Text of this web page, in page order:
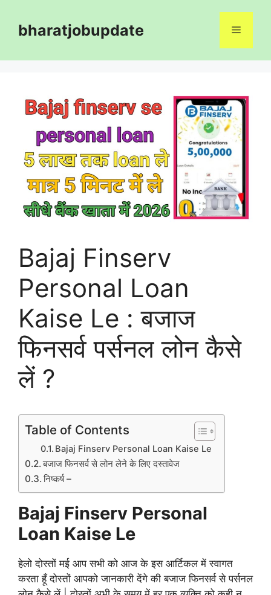
contentbharatjobupdate Menu
Bajaj Finserv
Personal Loan
Kaise Le : बजाज
फिनसर्व पर्सनल लोन कैसे
लें ?
Table of Contents
Bajaj Finserv Personal Loan Kaise Le
बजाज फिनसर्व से लोन लेने के लिए दस्तावेज
निष्कर्ष –
Bajaj Finserv Personal
Loan Kaise Le
हेलो दोस्तों मई आप सभी को आज के इस आर्टिकल में स्वागत
करता हूँ दोस्तों आपको जानकारी देंगे की बजाज फिनसर्व से पर्सनल